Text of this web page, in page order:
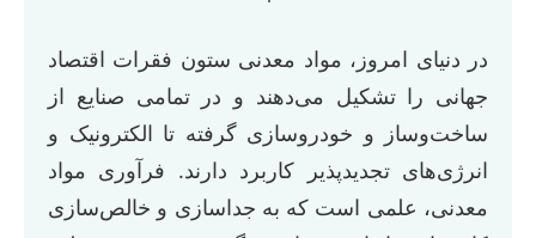
در دنیای امروز، مواد معدنی ستون فقرات اقتصاد
جهانی را تشکیل می‌دهند و در تمامی صنایع از
ساخت‌وساز و خودروسازی گرفته تا الکترونیک و
انرژی‌های تجدیدپذیر کاربرد دارند. فرآوری مواد
معدنی، علمی است که به جداسازی و خالص‌سازی